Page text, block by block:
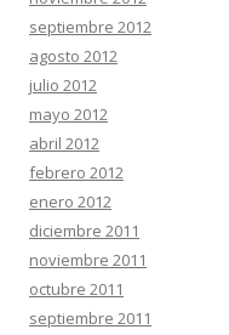
septiembre 2012
agosto 2012
julio 2012
mayo 2012
abril 2012
febrero 2012
enero 2012
diciembre 2011
noviembre 2011
octubre 2011
septiembre 2011